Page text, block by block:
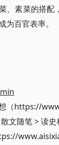
、素菜的搭配
为百官表率。
（https://
散文随笔>读史